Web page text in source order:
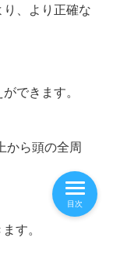
、より正確な
できます。
から頭の全周
す。
目次